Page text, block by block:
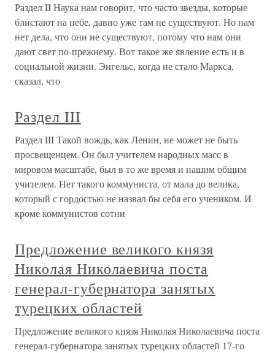
Раздел II Наука нам говорит, что часто звезды, которые
блистают на небе, давно уже там не существуют. Но нам
нет дела, что они не существуют, потому что нам они
дают свет по-прежнему. Вот такое же явление есть и в
социальной жизни. Энгельс, когда не стало Маркса,
сказал, что
Раздел III
Раздел III Такой вождь, как Ленин, не может не быть
просвещенцем. Он был учителем народных масс в
мировом масштабе, был в то же время и нашим общим
учителем. Нет такого коммуниста, от мала до велика,
который с гордостью не назвал бы себя его учеником. И
кроме коммунистов сотни
Предложение великого князя
Николая Николаевича поста
генерал-губернатора занятых
турецких областей
Предложение великого князя Николая Николаевича поста
генерал-губернатора занятых турецких областей 17-го